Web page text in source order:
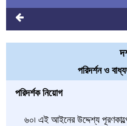
পরিদর্শন ও
পরিদর্শক নিয়োগ
৬০৷ এই আইনের উদ্দেশ্য